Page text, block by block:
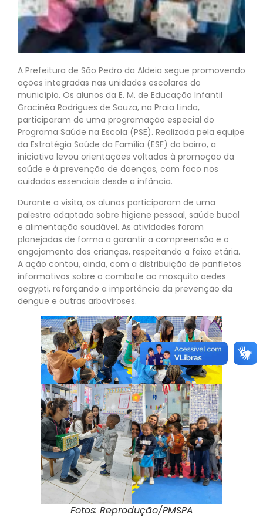
A Prefeitura de São Pedro da Aldeia segue promovendo
ações integradas nas unidades escolares do
município. Os alunos da E. M. de Educação Infantil
Gracinéa Rodrigues de Souza, na Praia Linda,
participaram de uma programação especial do
Programa Saúde na Escola (PSE). Realizada pela equipe
da Estratégia Saúde da Família (ESF) do bairro, a
iniciativa levou orientações voltadas à promoção da
saúde e à prevenção de doenças, com foco nos
cuidados essenciais desde a infância.
Durante a visita, os alunos participaram de uma
palestra adaptada sobre higiene pessoal, saúde bucal
e alimentação saudável. As atividades foram
planejadas de forma a garantir a compreensão e o
engajamento das crianças, respeitando a faixa etária.
A ação contou, ainda, com a distribuição de panfletos
informativos sobre o combate ao mosquito aedes
aegypti, reforçando a importância da prevenção da
dengue e outras arboviroses.
Fotos: Reprodução/PMSPA